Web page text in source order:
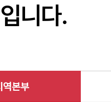
니다.
역본부